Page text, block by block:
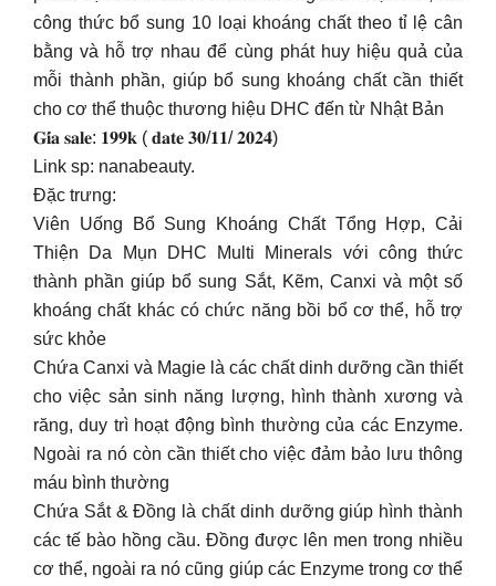
công thức bổ sung 10 loại khoáng chất theo tỉ lệ cân
bằng và hỗ trợ nhau để cùng phát huy hiệu quả của
mỗi thành phần, giúp bổ sung khoáng chất cần thiết
cho cơ thể thuộc thương hiệu DHC đến từ Nhật Bản
𝐆𝐢́𝐚 𝐬𝐚𝐥𝐞: 𝟏𝟗𝟗𝐤 ( 𝐝𝐚𝐭𝐞 𝟑𝟎/𝟏𝟏/ 𝟐𝟎𝟐𝟒)
Link sp: nanabeauty.
Đặc trưng:
Viên Uống Bổ Sung Khoáng Chất Tổng Hợp, Cải
Thiện Da Mụn DHC Multi Minerals với công thức
thành phần giúp bổ sung Sắt, Kẽm, Canxi và một số
khoáng chất khác có chức năng bồi bổ cơ thể, hỗ trợ
sức khỏe
Chứa Canxi và Magie là các chất dinh dưỡng cần thiết
cho việc sản sinh năng lượng, hình thành xương và
răng, duy trì hoạt động bình thường của các Enzyme.
Ngoài ra nó còn cần thiết cho việc đảm bảo lưu thông
máu bình thường
Chứa Sắt & Đồng là chất dinh dưỡng giúp hình thành
các tế bào hồng cầu. Đồng được lên men trong nhiều
cơ thể, ngoài ra nó cũng giúp các Enzyme trong cơ thể